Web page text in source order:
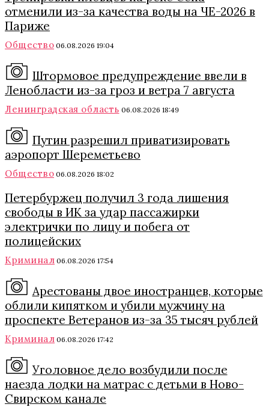
отменили из-за качества воды на ЧЕ-2026 в
Париже
Общество 06.08.2026 19:04
Штормовое предупреждение ввели в
Ленобласти из-за гроз и ветра 7 августа
Ленинградская область 06.08.2026 18:49
Путин разрешил приватизировать
аэропорт Шереметьево
Общество 06.08.2026 18:02
Петербуржец получил 3 года лишения
свободы в ИК за удар пассажирки
электрички по лицу и побега от
полицейских
Криминал 06.08.2026 17:54
Арестованы двое иностранцев, которые
облили кипятком и убили мужчину на
проспекте Ветеранов из-за 35 тысяч рублей
Криминал 06.08.2026 17:42
Уголовное дело возбудили после
наезда лодки на матрас с детьми в Ново-
Свирском канале